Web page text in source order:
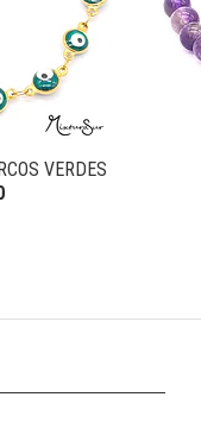
VERDES